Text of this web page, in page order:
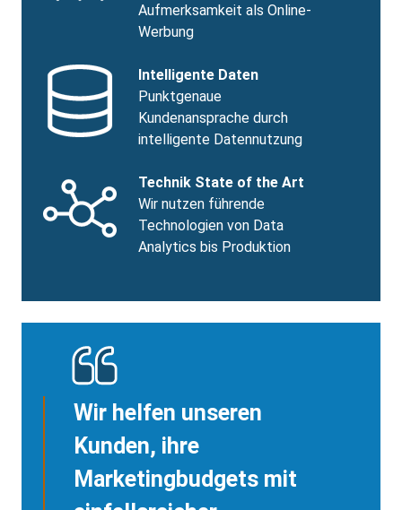
Aufmerksamkeit als Online-
Werbung
Benefits
Image
SVG
Benefits
Title
Intelligente Daten
Benefits
body
Punktgenaue
Kundenansprache durch
intelligente Datennutzung
Benefits
Image
SVG
Benefits
Title
Technik State of the Art
Benefits
body
Wir nutzen führende
Technologien von Data
Analytics bis Produktion
Wir helfen unseren
Kunden, ihre
Marketingbudgets mit